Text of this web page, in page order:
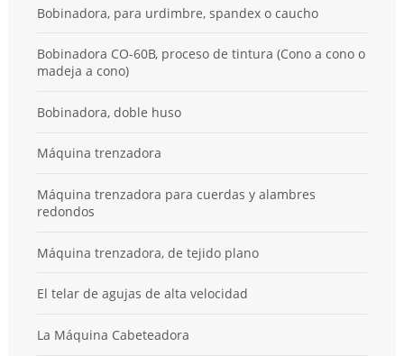
Bobinadora, para urdimbre, spandex o caucho
Bobinadora CO-60B, proceso de tintura (Cono a cono o
madeja a cono)
Bobinadora, doble huso
Máquina trenzadora
Máquina trenzadora para cuerdas y alambres
redondos
Máquina trenzadora, de tejido plano
El telar de agujas de alta velocidad
La Máquina Cabeteadora